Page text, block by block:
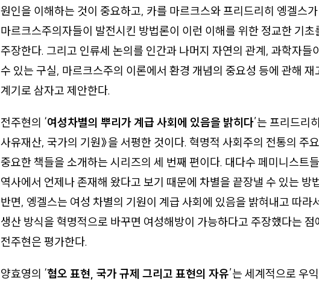
원인을 이해하는 것이 중요하고, 카를 마르크스와 프리드리히 엥겔스
마르크스주의자들이 발전시킨 방법론이 이런 이해를 위한 정교한 기초
주장한다. 그리고 인류세 논의를 인간과 나머지 자연의 관계, 과학자들
수 있는 구실, 마르크스주의 이론에서 환경 개념의 중요성 등에 관해
계기로 삼자고 제안한다.
전주현의 ‘여성차별의 뿌리가 계급 사회에 있음을 밝히다’는 프리드리
사유재산, 국가의 기원》을 서평한 것이다. 혁명적 사회주의 전통의 주
중요한 책들을 소개하는 시리즈의 세 번째 편이다. 대다수 페미니스트
역사에서 언제나 존재해 왔다고 보기 때문에 차별을 끝장낼 수 있는 방
반면, 엥겔스는 여성 차별의 기원이 계급 사회에 있음을 밝혀내고 따라
생산 방식을 혁명적으로 바꾸면 여성해방이 가능하다고 주장했다는
전주현은 평가한다.
양효영의 ‘혐오 표현, 국가 규제 그리고 표현의 자유’는 세계적으로 우